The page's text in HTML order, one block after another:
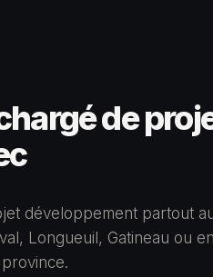
de
développement partout
Longueuil, Gatineau ou